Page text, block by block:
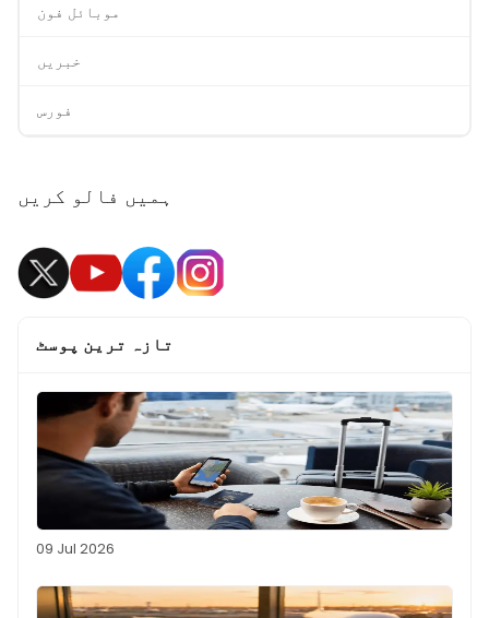
موبائل فون
خبریں
فورس
ہمیں فالو کریں
تازہ ترین پوسٹ
09 Jul 2026